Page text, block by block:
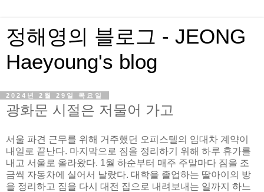
정해영의 블로그 - JEONG
Haeyoung's blog
2024년 2월 29일 목요일
광화문 시절은 저물어 가고
서울 파견 근무를 위해 거주했던 오피스텔의 임대차 계약이
내일로 끝난다. 마지막으로 짐을 정리하기 위해 하루 휴가를
내고 서울로 올라왔다. 1월 하순부터 매주 주말마다 짐을 조
금씩 자동차에 실어서 날랐다. 대학을 졸업하는 딸아이의 방
을 정리하고 짐을 다시 대전 집으로 내려보내는 일까지 하느